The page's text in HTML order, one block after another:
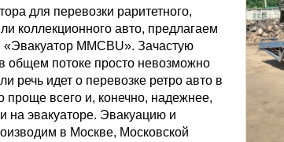
для перевозки раритетного,
коллекционного авто, предлагаем
«Эвакуатор MMCBU». Зачастую
общем потоке просто невозможно
речь идет о перевозке ретро авто в
проще всего и, конечно, надежнее,
на эвакуаторе. Эвакуацию и
в Москве, Московской